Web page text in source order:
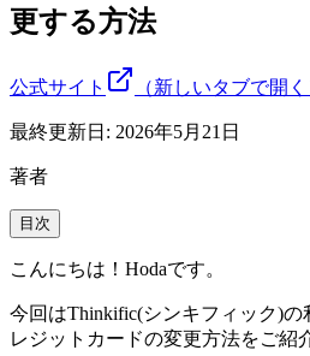
更する方法
公式サイト （新しいタブで開く
最終更新日: 2026年5月21日
著者
目次
こんにちは！Hodaです。
今回はThinkific(シンキフィック)
レジットカードの変更方法をご紹